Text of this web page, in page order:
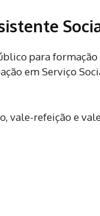
para formação
em Serviço
vale-refeição e